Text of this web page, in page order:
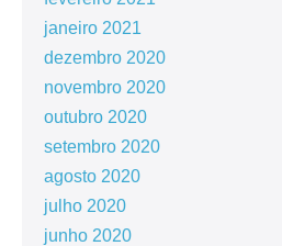
janeiro 2021
dezembro 2020
novembro 2020
outubro 2020
setembro 2020
agosto 2020
julho 2020
junho 2020